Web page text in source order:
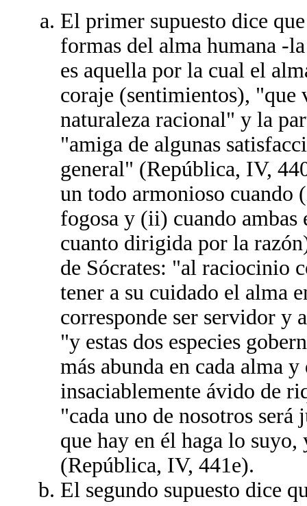
El primer supuesto dice
formas del alma humana -
es aquella por la cual el
coraje (sentimientos), "que
naturaleza racional" y la
"amiga de algunas
general" (República, IV,
un todo armonioso cuando
fogosa y (ii) cuando
cuanto dirigida por la
de Sócrates: "al raciocinio
tener a su cuidado el alma
corresponde ser servidor y
"y estas dos especies
más abunda en cada alma
insaciablemente ávido de
"cada uno de nosotros será
que hay en él haga lo
(República, IV, 441e).
El segundo supuesto dice